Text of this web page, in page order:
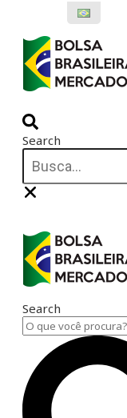
conteúdo
Search
Search